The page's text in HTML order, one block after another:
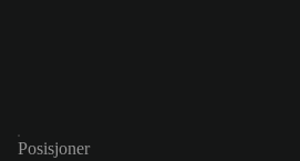
Posisjoner